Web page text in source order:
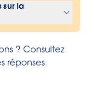
sur la
la manière
à une
? Consultez
réponses.